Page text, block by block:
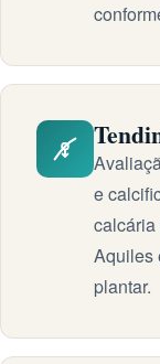
e
calcária
Aquiles
plantar.